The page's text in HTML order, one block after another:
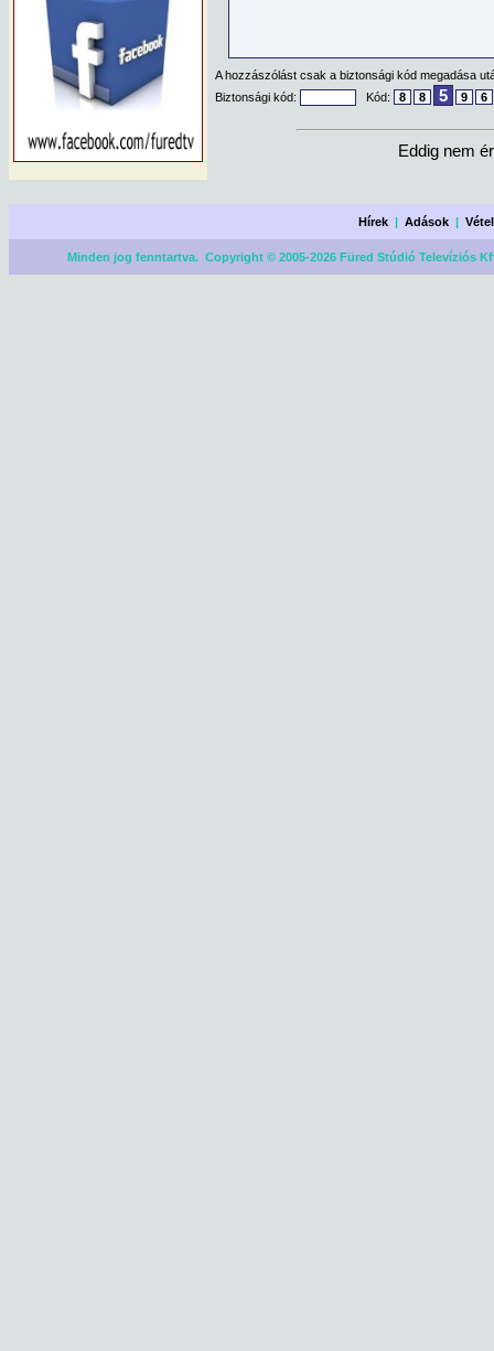
A hozzászólást csak a biztonsági kód megadása
Biztonsági kód:
Kód: 8 8 5 9 6
Eddig nem
Hírek |Adások |
Minden jog fenntartva. Copyright © 2005-2026 Füred Stúdió Televíziós